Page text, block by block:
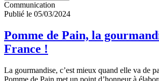
Communication
Publié le 05/03/2024
Pomme de Pain, la
France !
La gourmandise, c’est mieux quand elle va de
Pomme de Pain met un point d’honneur à